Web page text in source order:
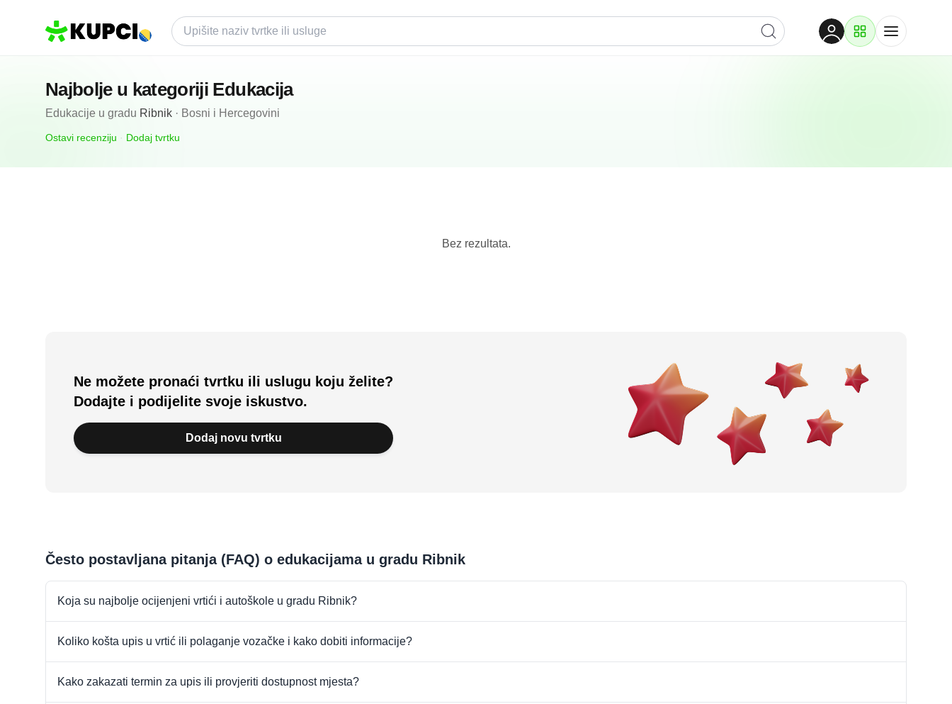
Posljednje recenzije
Dodaj tvrtku
Ostavi recenziju
Najbolje u kategoriji Edukacija
Edukacije u gradu Ribnik · Bosni i Hercegovini
Ostavi recenziju · Dodaj tvrtku
Bez rezultata.
Ne možete pronaći tvrtku ili uslugu koju želite?
Dodajte i podijelite svoje iskustvo.
Dodaj novu tvrtku
Često postavljana pitanja (FAQ) o edukacijama u gradu Ribnik
Koja su najbolje ocijenjeni vrtići i autoškole u gradu Ribnik?
Koliko košta upis u vrtić ili polaganje vozačke i kako dobiti informacije?
Kako zakazati termin za upis ili provjeriti dostupnost mjesta?